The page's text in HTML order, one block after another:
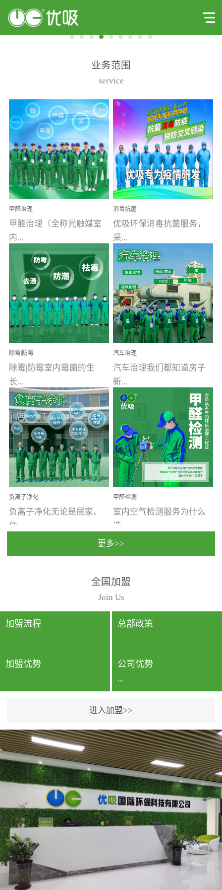
业务范围
service
甲醛治理
甲醛治理（全称光触媒室
内...
空气污染净化治理）工业
文明的进步，创造了多姿
多彩的家居产品和生活情
调，但也带来了以甲醛为
首的室内...
消毒抗菌
优吸环保消毒抗菌服务，
采...
用行业公认奥维牌消毒
液，具备杀死人体冠状病
毒的功效，杀菌率
99.99%。相对于传统消毒
液来说，无...
除霉|防霉
除霉|防霉室内霉菌的生
长...
受温度、湿度、基质养
分、通风四个条件影响，
温暖潮湿、营养物质多、
通风缓慢的空间最易滋生
大量霉菌的...
汽车治理
汽车治理我们都知道房子
新...
装修完会有甲醛，其实汽
车的甲醛超标问题更为严
重。汽车的空间范围小，
配件、皮具、装饰多，这
些都是汽...
负离子净化
负离子净化无论是居家、
住...
动，人类长时间停留的室
内空间都有整体消毒的需
要。因为空间内人流携带
的、空气...
甲醛检测
室内空气检测服务为什么
选...
行国家规定的标准检测方
法，空气采样量准确，检
测结果可靠，远胜于其他
检测...
更多>>
全国加盟
Join Us
加盟流程 总部政策
加盟优势 公司优势
...
专利保护优势、双甲资质
企业（“室内环境净化治理
甲级施工资质”“室内环境
污染治理资质等级证
书”）、拥有多名高级《环
境工程高级工程师》室内
空气治理资格认证的治理
人员、掌握室内空气净化
治理实用技术和五项专利
技术、八项计算机软件著
作权登记证书等。研发实
进入加盟>>